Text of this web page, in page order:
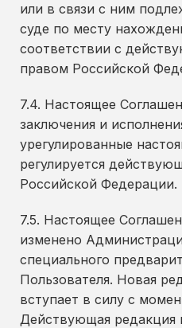
или в связи с ним
суде по месту
соответствии с
правом Российской
7.4. Настоящее
заключения и
урегулированные
регулируется
Российской Федерации.
7.5. Настоящее
изменено
специального
Пользователя. Новая
вступает в силу с
Действующая редакция